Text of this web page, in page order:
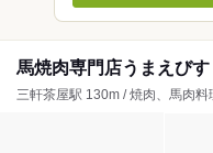
馬焼肉専門店うまえび
三軒茶屋駅 130m / 焼肉、馬肉料